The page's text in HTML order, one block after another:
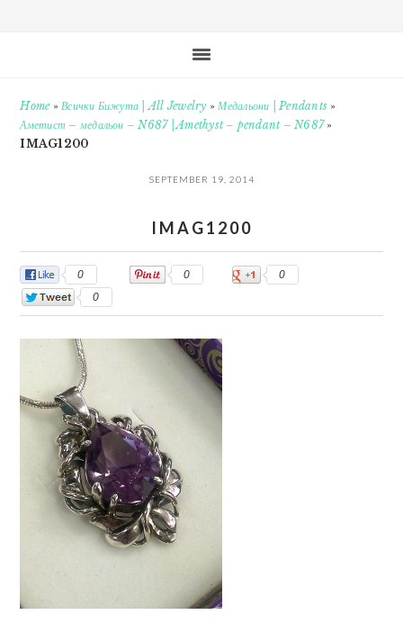
Home»Всички Бижута | All Jewelry »Медальони | Pendants »
Аметист – медальон – N687 | Amethyst – pendant – N687»
IMAG1200
SEPTEMBER 19, 2014
IMAG1200
0 0
0
0